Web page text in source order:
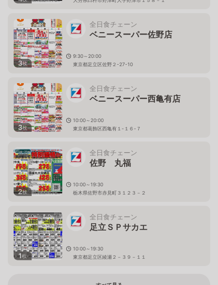
3枚
全日食チェーン
ベニースーパー佐野店
9:30～20:00
東京都足立区佐野２-27-10
3枚
全日食チェーン
ベニースーパー西亀有店
10:00～20:00
東京都葛飾区西亀有１-１６-７
2枚
全日食チェーン
佐野 丸福
10:00～19:30
栃木県佐野市赤見町３１２３－２
1枚
全日食チェーン
足立ＳＰサカエ
10:00～19:30
東京都足立区綾瀬２－３９－１１